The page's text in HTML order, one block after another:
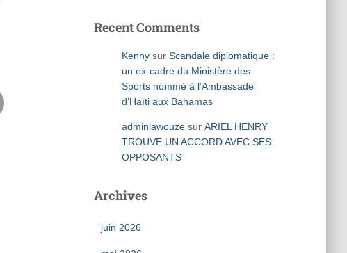
Recent Comments
Kennysur Scandale diplomatique :
un ex-cadre du Ministère des
Sports nommé à l’Ambassade
d’Haïti aux Bahamas
adminlawouzesur ARIEL HENRY
TROUVE UN ACCORD AVEC SES
OPPOSANTS
Archives
juin 2026